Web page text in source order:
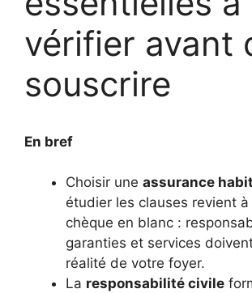
vérifier avant
souscrire
En bref
Choisir une assurance
étudier les clauses revient à
chèque en blanc :
garanties et services
réalité de votre foyer.
La responsabilité civile